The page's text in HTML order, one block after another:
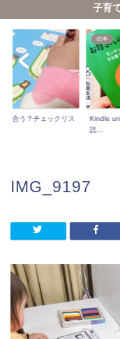
子育
が合う？チェックリス
絵本
Kindle
読...
IMG_9197